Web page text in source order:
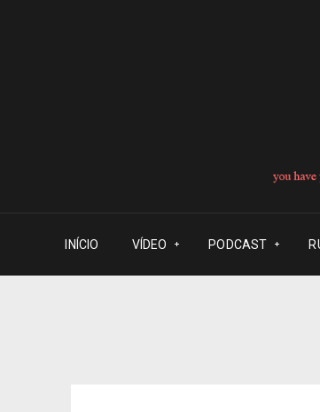
INÍCIO VÍDEO PODCAST